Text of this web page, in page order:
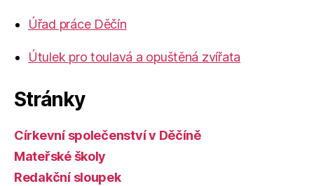
Úřad práce Děčín
Útulek pro toulavá a opuštěná zvířata
Stránky
Církevní společenství v Děčíně
Mateřské školy
Redakční sloupek